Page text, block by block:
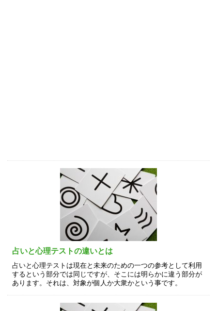
占いと心理テストの違いとは
占いと心理テストは現在と未来のための一つの参考として利用
するという部分では同じですが、そこには明らかに違う部分が
あります。それは、対象が個人か大衆かという事です。